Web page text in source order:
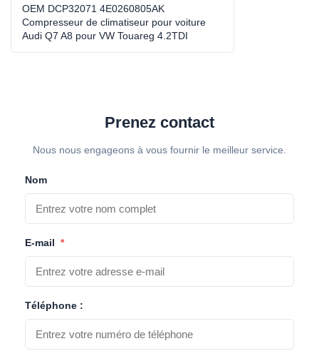
High Light: moteur de ventilateur électrique
turbine de fan à C.A.
OEM DCP32071 4E0260805AK
Compresseur de climatiseur pour voiture
Audi Q7 A8 pour VW Touareg 4.2TDI
Prenez contact
Nous nous engageons à vous fournir le meilleur service.
Nom
E-mail *
Téléphone :